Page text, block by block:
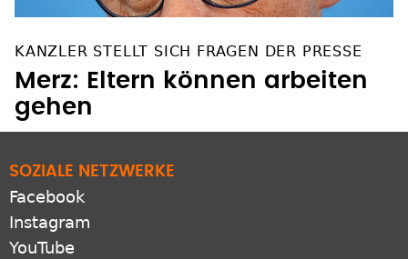
KANZLER STELLT SICH FRAGEN DER PRESSE
Merz: Eltern können arbeiten
gehen
SOZIALE NETZWERKE
Facebook
Instagram
YouTube